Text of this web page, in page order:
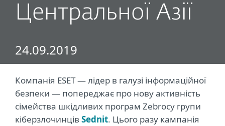
Центральної Азії
24.09.2019
Компанія ESET — лідер в галузі інформаційної
безпеки — попереджає про нову активність
сімейства шкідливих програм Zebrocy групи
кіберзлочинців Sednit. Цього разу кампанія